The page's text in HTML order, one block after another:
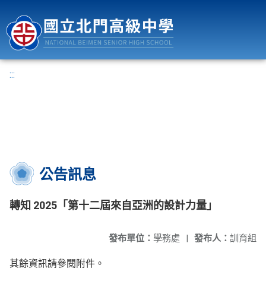
:::
公告訊息
轉知 2025「第十二屆來自亞洲的設計力量」
發布人： 訓育組
發布單位： 學務處 |
其餘資訊請參閱附件。